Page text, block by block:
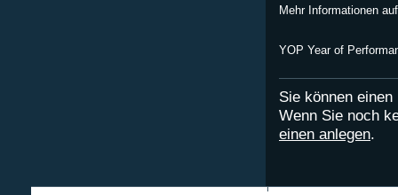
Mehr Informationen
YOP Year of
Sie können
Wenn Sie noch
einen anlegen.